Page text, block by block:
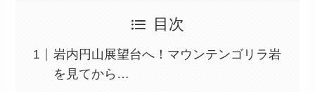
目次
岩内円山展望台へ！マウンテンゴリラ岩
を見てから…